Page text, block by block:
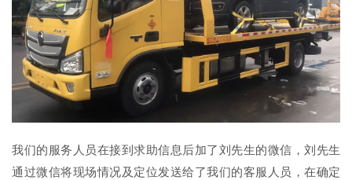
我们的服务人员在接到求助信息后加了刘先生的微信，刘先生
通过微信将现场情况及定位发送给了我们的客服人员，在确定